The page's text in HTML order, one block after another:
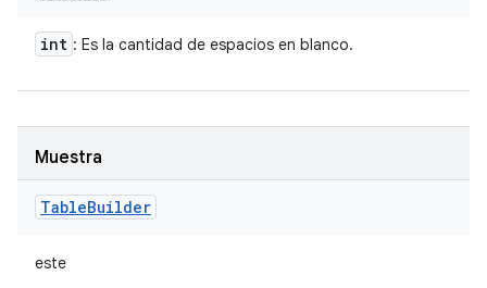
int : Es la cantidad de espacios en blanco.
Muestra
TableBuilder
este